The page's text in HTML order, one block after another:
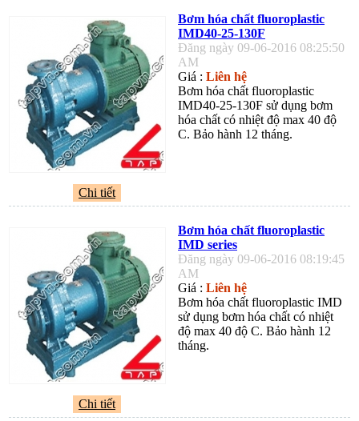
Bơm hóa chất fluoroplastic
IMD40-25-130F
Đăng ngày 09-06-2016 08:25:50
AM
Giá : Liên hệ
Bơm hóa chất fluoroplastic
IMD40-25-130F sử dụng bơm
hóa chất có nhiệt độ max 40 độ
C. Bảo hành 12 tháng.
Chi tiết
Bơm hóa chất fluoroplastic
IMD series
Đăng ngày 09-06-2016 08:19:45
AM
Giá : Liên hệ
Bơm hóa chất fluoroplastic IMD
sử dụng bơm hóa chất có nhiệt
độ max 40 độ C. Bảo hành 12
tháng.
Chi tiết